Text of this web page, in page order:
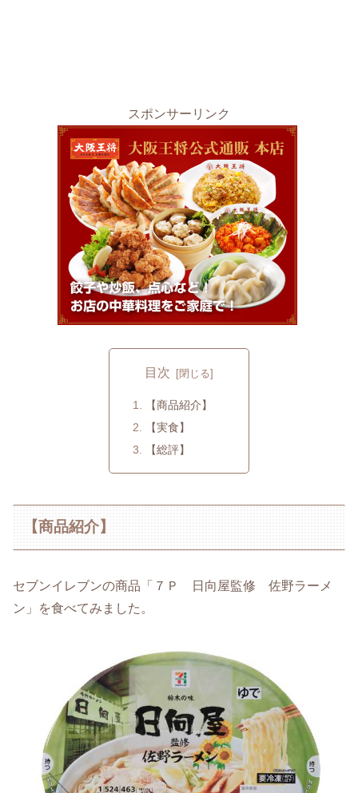
スポンサーリンク
目次
【商品紹介】
【実食】
【総評】
【商品紹介】
セブンイレブンの商品「７Ｐ 日向屋監修 佐野ラーメ
ン」を食べてみました。